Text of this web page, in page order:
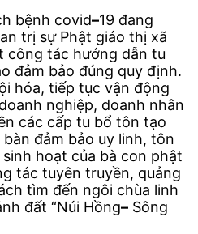
bệnh covid–19 đang
trị sự Phật giáo thị xã
công tác hướng dẫn tu
đảm bảo đúng quy định.
hóa, tiếp tục vận động
nghiệp, doanh nhân
các cấp tu bổ tôn tạo
đảm bảo uy linh, tôn
hoạt của bà con phật
tác tuyên truyền, quảng
tìm đến ngôi chùa linh
đất “Núi Hồng– Sông